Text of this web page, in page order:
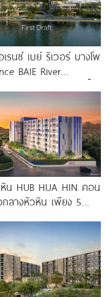
เรนซ์ เบย์ ริเวอร์ บางโพ
BAIE River
น HUB HUA HIN คอน
จกลางหัวหิน เพียง 5